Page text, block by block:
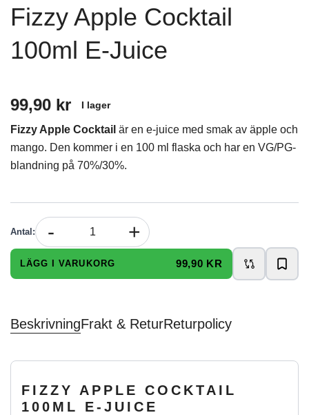
Fizzy Apple Cocktail
100ml E-Juice
99,90 kr I lager
Fizzy Apple Cocktail är en e-juice med smak av äpple och
mango. Den kommer i en 100 ml flaska och har en VG/PG-
blandning på 70%/30%.
Antal : - +
LÄGG I VARUKORG 99,90 KR
BeskrivningFrakt & ReturReturpolicy
FIZZY APPLE COCKTAIL
100ML E-JUICE